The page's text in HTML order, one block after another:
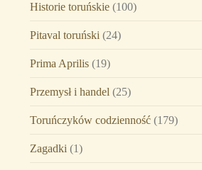
Historie toruńskie(100)
Pitaval toruński (24)
Prima Aprilis(19)
Przemysł i handel (25)
Toruńczyków codzienność(179)
Zagadki (1)